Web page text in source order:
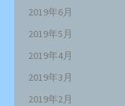
2019年6月
2019年5月
2019年4月
2019年3月
2019年2月